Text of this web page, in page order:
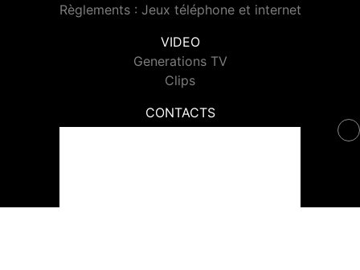
Règlements : Jeux téléphone et internet
VIDEO
Generations TV
Clips
CONTACTS
Contacter Generations